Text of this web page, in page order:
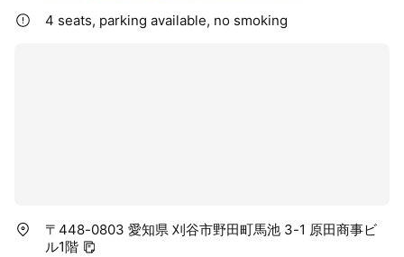
4 seats, parking available, no smoking
〒448-0803 愛知県 刈谷市野田町馬池 3-1 原田商事ビ
ル1階